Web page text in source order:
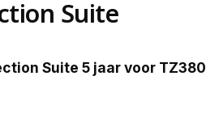
Suite
Suite 5 jaar voor TZ380